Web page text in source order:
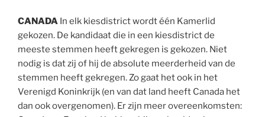
CANADA In elk kiesdistrict wordt één Kamerlid
gekozen. De kandidaat die in een kiesdistrict de
meeste stemmen heeft gekregen is gekozen. Niet
nodig is dat zij of hij de absolute meerderheid van de
stemmen heeft gekregen. Zo gaat het ook in het
Verenigd Koninkrijk (en van dat land heeft Canada het
dan ook overgenomen). Er zijn meer overeenkomsten: